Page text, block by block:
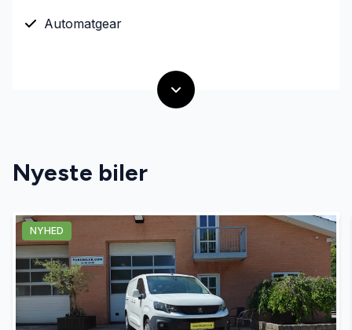
Automatgear
Nyeste biler
NYHED